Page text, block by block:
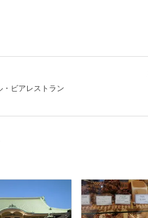
ビアレストラン